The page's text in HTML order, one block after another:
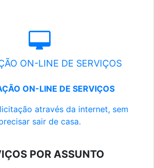
ON-LINE DE SERVIÇOS
ON-LINE DE SERVIÇOS
através da internet, sem
sair de casa.
POR ASSUNTO